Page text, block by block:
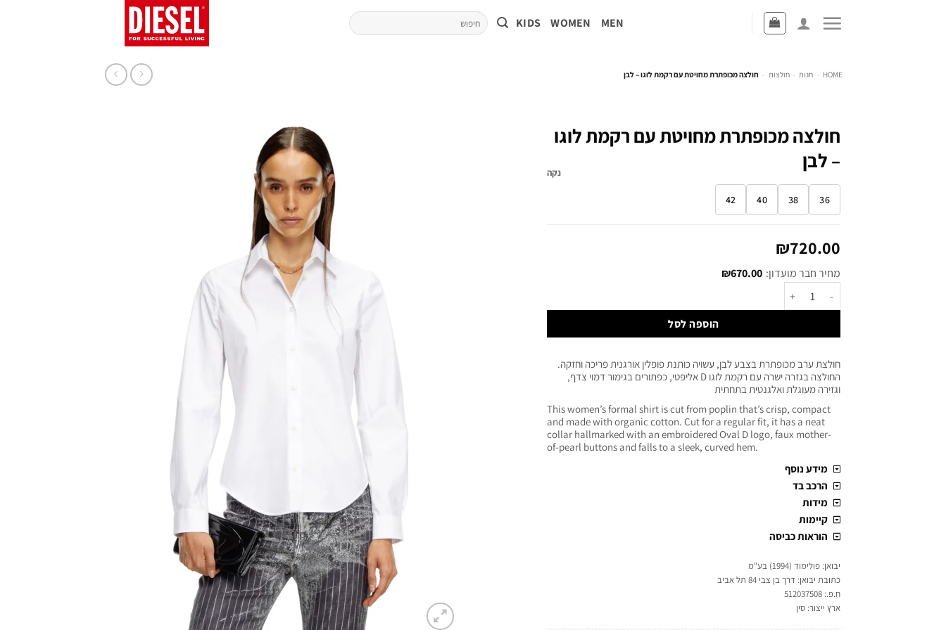
MEN
WOMEN
KIDS
HOME
- חנות - חולצות - חולצה מכופתרת מחויטת עם רקמת לוגו – לבן
חולצה מכופתרת מחויטת עם רקמת לוגו
– לבן
36
38
40
42
נקה
₪720.00
מחיר חבר מועדון: ₪670.00
הוספה לסל
חולצת ערב מכופתרת בצבע לבן, עשויה כותנת פופלין אורגנית פריכה וחזקה.
החולצה בגזרה ישרה עם רקמת לוגו D אליפטי, כפתורים בגימור דמוי צדף,
וגזירה מעוגלת ואלגנטית בתחתית
This women’s formal shirt is cut from poplin that’s crisp, compact
and made with organic cotton. Cut for a regular fit, it has a neat
collar hallmarked with an embroidered Oval D logo, faux mother-
of-pearl buttons and falls to a sleek, curved hem.
מידע נוסף
הרכב בד
מידות
קיימות
הוראות כביסה
יבואן: פולימוד (1994) בע"מ
כתובת יבואן: דרך בן צבי 84 תל אביב
ח.פ.: 512037508
ארץ ייצור: סין